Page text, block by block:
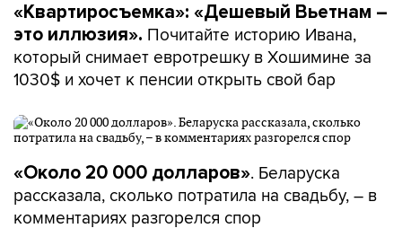
«Квартиросъемка»: «Дешевый Вьетнам –
это иллюзия». Почитайте историю Ивана,
который снимает евротрешку в Хошимине за
1030$ и хочет к пенсии открыть свой бар
«Около 20 000 долларов». Беларуска
рассказала, сколько потратила на свадьбу, – в
комментариях разгорелся спор